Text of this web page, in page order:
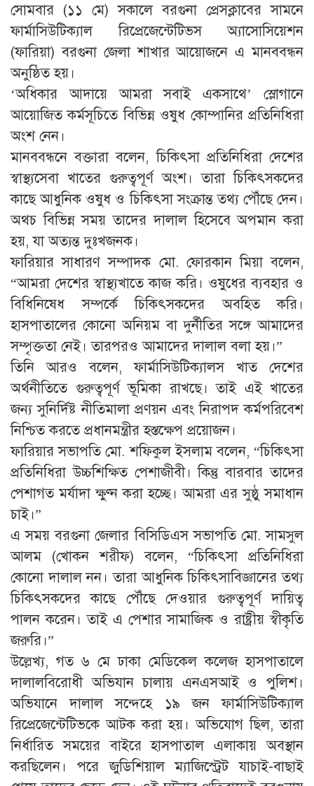
সোমবার (১১ মে) সকালে বরগুনা প্রেসক্লাবের সামনে
ফার্মাসিউটিক্যাল রিপ্রেজেন্টেটিভস অ্যাসোসিয়েশন
(ফারিয়া) বরগুনা জেলা শাখার আয়োজনে এ মানববন্ধন
অনুষ্ঠিত হয়।
‘অধিকার আদায়ে আমরা সবাই একসাথে’ স্লোগানে
আয়োজিত কর্মসূচিতে বিভিন্ন ওষুধ কোম্পানির প্রতিনিধিরা
অংশ নেন।
মানববন্ধনে বক্তারা বলেন, চিকিৎসা প্রতিনিধিরা দেশের
স্বাস্থ্যসেবা খাতের গুরুত্বপূর্ণ অংশ। তারা চিকিৎসকদের
কাছে আধুনিক ওষুধ ও চিকিৎসা সংক্রান্ত তথ্য পৌঁছে দেন।
অথচ বিভিন্ন সময় তাদের দালাল হিসেবে অপমান করা
হয়, যা অত্যন্ত দুঃখজনক।
ফারিয়ার সাধারণ সম্পাদক মো. ফোরকান মিয়া বলেন,
“আমরা দেশের স্বাস্থ্যখাতে কাজ করি। ওষুধের ব্যবহার ও
বিধিনিষেধ সম্পর্কে চিকিৎসকদের অবহিত করি।
হাসপাতালের কোনো অনিয়ম বা দুর্নীতির সঙ্গে আমাদের
সম্পৃক্ততা নেই। তারপরও আমাদের দালাল বলা হয়।”
তিনি আরও বলেন, ফার্মাসিউটিক্যালস খাত দেশের
অর্থনীতিতে গুরুত্বপূর্ণ ভূমিকা রাখছে। তাই এই খাতের
জন্য সুনির্দিষ্ট নীতিমালা প্রণয়ন এবং নিরাপদ কর্মপরিবেশ
নিশ্চিত করতে প্রধানমন্ত্রীর হস্তক্ষেপ প্রয়োজন।
ফারিয়ার সভাপতি মো. শফিকুল ইসলাম বলেন, “চিকিৎসা
প্রতিনিধিরা উচ্চশিক্ষিত পেশাজীবী। কিন্তু বারবার তাদের
পেশাগত মর্যাদা ক্ষুণ্ন করা হচ্ছে। আমরা এর সুষ্ঠু সমাধান
চাই।”
এ সময় বরগুনা জেলার বিসিডিএস সভাপতি মো. সামসুল
আলম (খোকন শরীফ) বলেন, “চিকিৎসা প্রতিনিধিরা
কোনো দালাল নন। তারা আধুনিক চিকিৎসাবিজ্ঞানের তথ্য
চিকিৎসকদের কাছে পৌঁছে দেওয়ার গুরুত্বপূর্ণ দায়িত্ব
পালন করেন। তাই এ পেশার সামাজিক ও রাষ্ট্রীয় স্বীকৃতি
জরুরি।”
উল্লেখ্য, গত ৬ মে ঢাকা মেডিকেল কলেজ হাসপাতালে
দালালবিরোধী অভিযান চালায় এনএসআই ও পুলিশ।
অভিযানে দালাল সন্দেহে ১৯ জন ফার্মাসিউটিক্যাল
রিপ্রেজেন্টেটিভকে আটক করা হয়। অভিযোগ ছিল, তারা
নির্ধারিত সময়ের বাইরে হাসপাতাল এলাকায় অবস্থান
করছিলেন। পরে জুডিশিয়াল ম্যাজিস্ট্রেট যাচাই-বাছাই